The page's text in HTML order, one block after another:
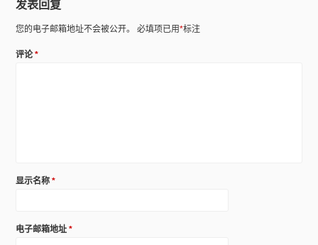
发表回复
您的电子邮箱地址不会被公开。 必填项已用*标注
评论*
显示名称*
电子邮箱地址*